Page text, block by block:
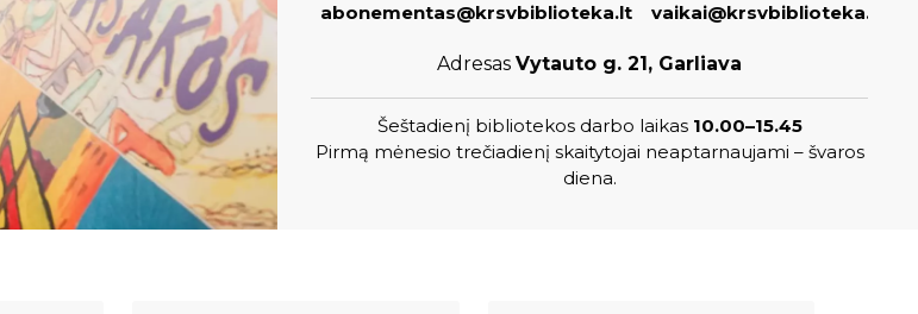
abonementas@krsvbiblioteka.lt
vaikai@krsvbiblioteka.lt
Adresas Vytauto g. 21, Garliava
Šeštadienį bibliotekos darbo laikas 10.00–15.45
Pirmą mėnesio trečiadienį skaitytojai neaptarnaujami – švaros
diena.